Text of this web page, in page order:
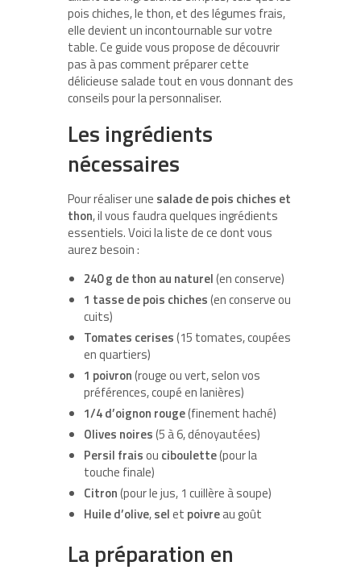
pois chiches, le thon, et des légumes frais,
elle devient un incontournable sur votre
table. Ce guide vous propose de découvrir
pas à pas comment préparer cette
délicieuse salade tout en vous donnant des
conseils pour la personnaliser.
Les ingrédients
nécessaires
Pour réaliser une salade de pois chiches et
thon, il vous faudra quelques ingrédients
essentiels. Voici la liste de ce dont vous
aurez besoin :
240 g de thon au naturel(en conserve)
1 tasse de pois chiches(en conserve ou
cuits)
Tomates cerises(15 tomates, coupées
en quartiers)
1 poivron(rouge ou vert, selon vos
préférences, coupé en lanières)
1/4 d’oignon rouge(finement haché)
Olives noires(5 à 6, dénoyautées)
Persil fraisou ciboulette(pour la
touche finale)
Citron(pour le jus, 1 cuillère à soupe)
Huile d’olive,selet poivreau goût
La préparation en